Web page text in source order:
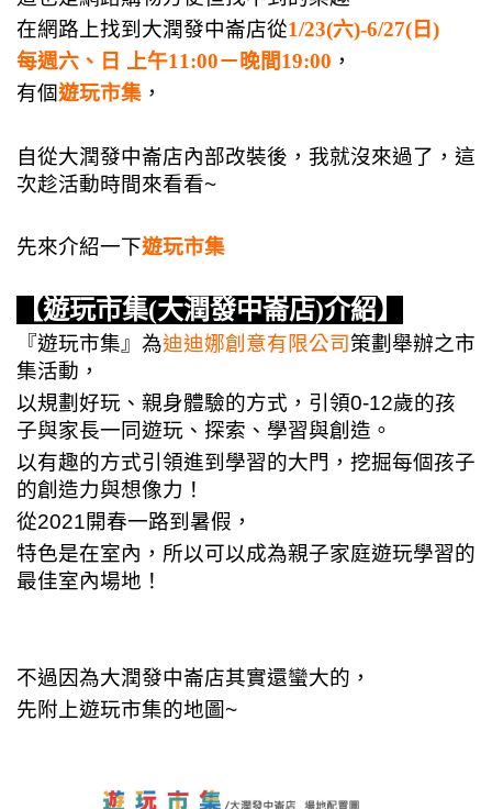
在網路上找到 大潤發中崙店從1/23(六)-6/27(日)
每週六、日 上午11:00－晚間19:00 ，
有個遊玩市集 ，
自從大潤發中崙店內部改裝後，我就沒來過了，這
次趁活動時間來看看~
先來介紹一下遊玩市集
【遊玩市集(大潤發中崙店)介紹】
『遊玩市集』為迪迪娜創意有限公司策劃舉辦之市
集活動，
以規劃好玩、親身體驗的方式，引領0-12歲的孩
子與家長一同遊玩、探索、學習與創造。
以有趣的方式引領進到學習的大門，挖掘每個孩子
的創造力與想像力！
從2021開春一路到暑假，
特色是在室內，所以可以成為親子家庭遊玩學習的
最佳室內場地！
不過因為大潤發中崙店其實還蠻大的，
先附上遊玩市集的地圖~